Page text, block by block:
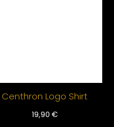
Centhron Logo Shirt
19,90€